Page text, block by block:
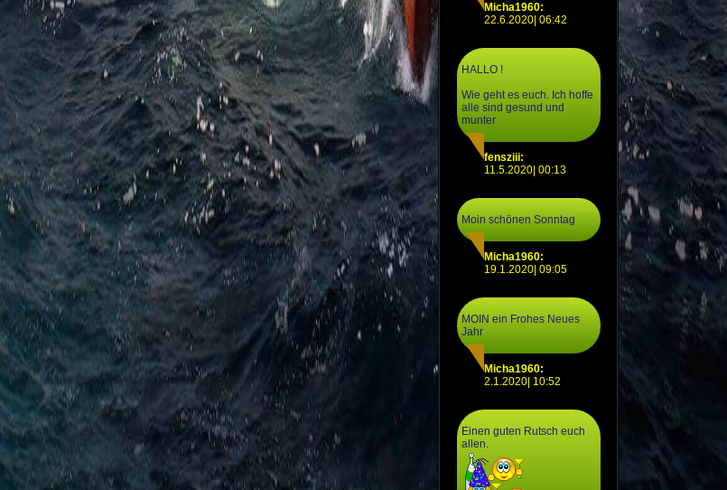
Micha1960:
22.6.2020| 06:42
HALLO !
Wie geht es euch. Ich hoffe
alle sind gesund und
munter
fensziii:
11.5.2020| 00:13
Moin schönen Sonntag
Micha1960:
19.1.2020| 09:05
MOIN ein Frohes Neues
Jahr
Micha1960:
2.1.2020| 10:52
Einen guten Rutsch euch
allen.